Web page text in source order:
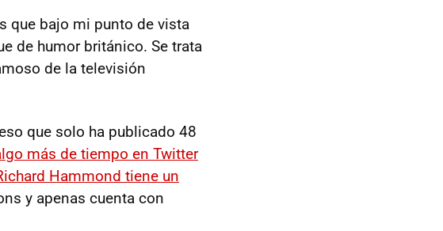
que bajo mi punto de vista
de humor británico. Se trata
de la televisión
que solo ha publicado 48
más de tiempo en Twitter
Hammond tiene un
y apenas cuenta con